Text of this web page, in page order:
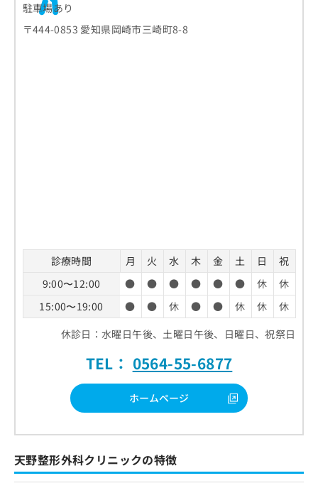
駐車場あり
〒444-0853 愛知県岡崎市三崎町8-8
診療時間 月 火 水 木 金 土 日
祝
9:00〜12:00
● ● ● ● ● ● 休
休
15:00〜19:00
● ● 休 ● ● 休 休
休
休診日：水曜日午後、土曜日午後、日曜日、祝祭日
TEL： 0564-55-6877
ホームページ
天野整形外科クリニックの特徴